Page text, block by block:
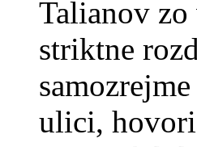
Talianov zo
striktne
ulici,